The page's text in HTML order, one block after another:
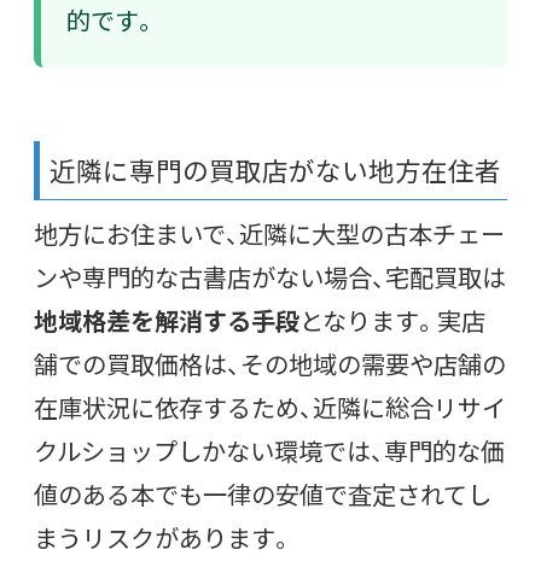
的です。
近隣に専門の買取店がない地方在住者
地方にお住まいで、近隣に大型の古本チェー
ンや専門的な古書店がない場合、宅配買取は
地域格差を解消する手段となります。実店
舗での買取価格は、その地域の需要や店舗の
在庫状況に依存するため、近隣に総合リサイ
クルショップしかない環境では、専門的な価
値のある本でも一律の安値で査定されてし
まうリスクがあります。